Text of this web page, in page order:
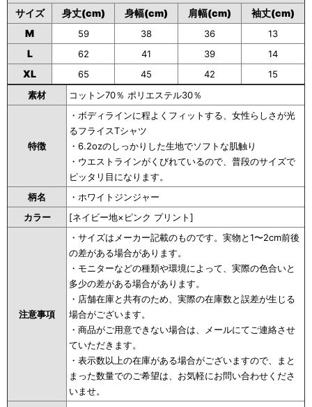
サイズ
身丈(cm) 身幅(cm) 肩幅(cm)
袖丈(cm)
M
59 38 36 13
L 62 41 39 14
XL 65 45 42
15
素材
コットン70％ ポリエステル30％
特徴
・ボディラインに程よくフィットする、女性らしさが光
るフライスTシャツ
・6.2ozのしっかりした生地でソフトな肌触り
・ウエストラインがくびれているので、普段のサイズで
ピッタリ目になります。
柄名
・ホワイトジンジャー
カラー
[ネイビー地×ピンク プリント]
注意事項
・サイズはメーカー記載のものです。実物と1〜2cm前後
の差がある場合があります。
・モニターなどの種類や環境によって、実際の色合いと
多少の差がある場合があります。
・店舗在庫と共有のため、実際の在庫数と誤差が生じる
場合がございます。
・商品がご用意できない場合は、メールにてご連絡させ
ていただきます。
・表示数以上の在庫がある場合がございますので、まと
まった数量でのご希望は、お気軽にお問い合わせくださ
いませ。